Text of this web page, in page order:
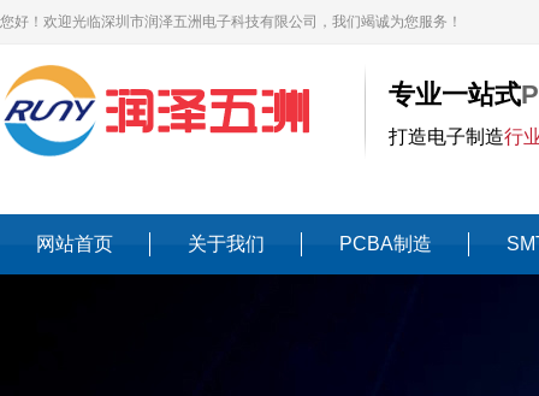
您好！欢迎光临深圳市润泽五洲电子科技有限公司，我们竭诚为您服务！
专业一站式
打造电子制造行
网站首页 关于我们 PCBA制造